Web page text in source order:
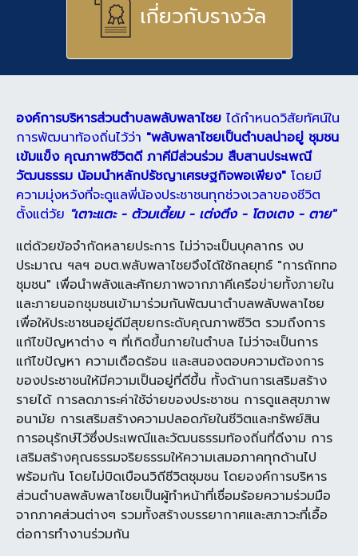
เกี่ยวกับรางวัล
องค์การบริหารส่วนตำบลพลับพลาไชย ได้กำหนดวิสัยทัศน์ใน
การพัฒนาท้องถิ่นไว้ว่า "พลับพลาไชยเป็นตำบลน่าอยู่ ชุมชน
เข้มแข็ง คุณภาพชีวิตดี ภาคีมีส่วนร่วม สืบสานประเพณี
วัฒนธรรม น้อมนำหลักปรัชญาเศรษฐกิจพอเพียง" โดยมี
ความมุ่งหวังที่จะดูแลพี่น้องประชาชนทุกช่วงเวลาของชีวิต
ตั้งแต่วัย "เตาะแตะ - ต้วมเตี้ยม - เต่งตึง - โตงเตง - ตาย"
แต่ด้วยข้อจำกัดหลายประการ ไม่ว่าจะเป็นบุคลากร งบ
ประมาณ ฯลฯ อบต.พลับพลาไชยจึงได้ใช้กลยุทธ์ "การถักทอ
ชุมชน" เพื่อนำพลังและศักยภาพจากภาคีเครีอข่ายทั้งภายใน
และภายนอกชุมชนเข้ามาร่วมกันพัฒนาตำบลพลับพลาไชย
เพื่อให้ประชาชนอยู่ดีมีสุขยกระดับคุณภาพชีวิต รวมถึงการ
แก้ไขปัญหาต่าง ๆ ที่เกิดขึ้นภายในตำบล ไม่ว่าจะเป็นการ
แก้ไขปัญหา ความเดือดร้อน และสนองตอบความต้องการ
ของประชาชนให้มีความเป็นอยู่ที่ดีขึ้น ทั้งด้านการเสริมสร้าง
รายได้ การลดภาระค่าใช้จ่ายของประชาชน การดูแลสุขภาพ
อนามัย การเสริมสร้างความปลอดภัยในชีวิตและทรัพย์สิน
การอนุรักษ์ไว้ซึ่งประเพณีและวัฒนธรรมท้องถิ่นที่ดีงาม การ
เสริมสร้างคุณธรรมจริยธรรมให้ความเสมอภาคทุกด้านไป
พร้อมกัน โดยไม่บิดเบือนวิถีชีวิตชุมชน โดยองค์การบริหาร
ส่วนตำบลพลับพลาไชยเป็นผู้ทำหน้าที่เชื่อมร้อยความร่วมมือ
จากภาคส่วนต่างๆ รวมทั้งสร้างบรรยากาศและสภาวะที่เอื้อ
ต่อการทำงานร่วมกัน